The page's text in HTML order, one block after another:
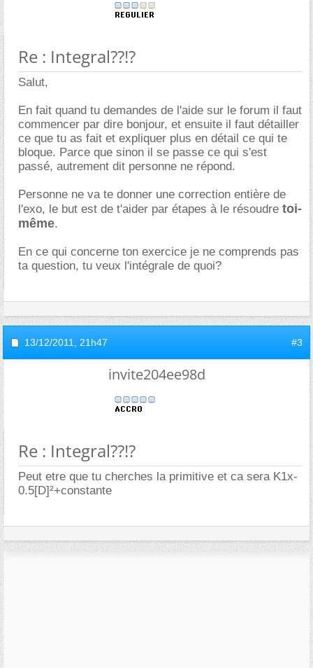
Re : Integral??!?
Salut,
En fait quand tu demandes de l'aide sur le forum il faut
commencer par dire bonjour, et ensuite il faut détailler
ce que tu as fait et expliquer plus en détail ce qui te
bloque. Parce que sinon il se passe ce qui s'est
passé, autrement dit personne ne répond.
Personne ne va te donner une correction entière de
l'exo, le but est de t'aider par étapes à le résoudre toi-
même.
En ce qui concerne ton exercice je ne comprends pas
ta question, tu veux l'intégrale de quoi?
13/12/2011, 21h47 #3
invite204ee98d
Re : Integral??!?
Peut etre que tu cherches la primitive et ca sera K1x-
0.5[D]²+constante